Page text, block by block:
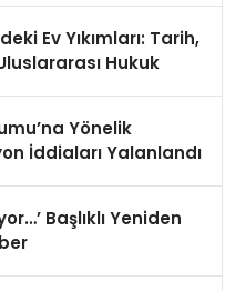
Ev Yıkımları: Tarih,
Hukuk
Yönelik
İddiaları Yalanlandı
Başlıklı Yeniden